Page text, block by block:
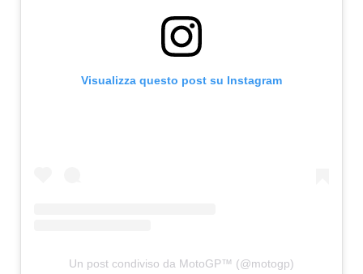
Visualizza questo post su Instagram
Un post condiviso da MotoGP™ (@motogp)